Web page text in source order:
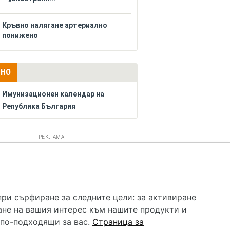
Кръвно налягане артериално
понижено
Имунизационен календар на
Република България
РЕКЛАМА
все че се полагат всички усилия за обновяване и
и самолечението могат да бъдат опасни за
помощ!
сърфиране за следните цели: за активиране
на вашия интерес към нашите продукти и
подходящи за вас. Страница за